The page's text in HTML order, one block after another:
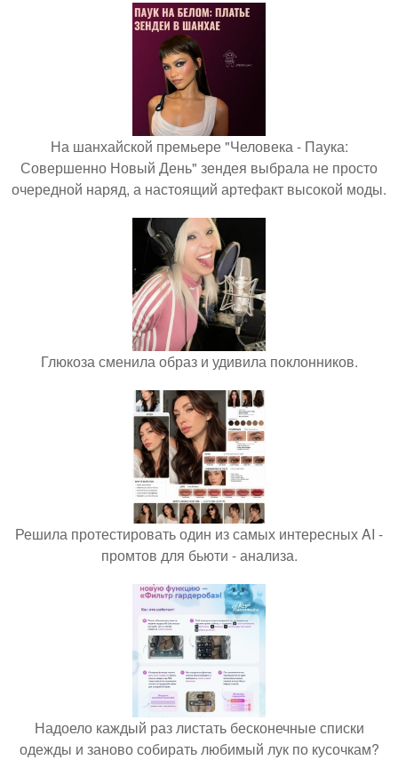
На шанхайской премьере "Человека - Паука:
Совершенно Новый День" зендея выбрала не просто
очередной наряд, а настоящий артефакт высокой моды.
Глюкоза сменила образ и удивила поклонников.
Решила протестировать один из самых интересных AI -
промтов для бьюти - анализа.
Надоело каждый раз листать бесконечные списки
одежды и заново собирать любимый лук по кусочкам?